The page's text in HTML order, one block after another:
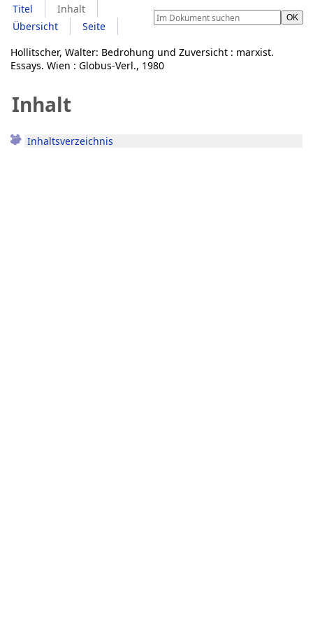
Titel
Inhalt
Übersicht
Seite
Hollitscher, Walter: Bedrohung und Zuversicht : marxist.
Essays. Wien : Globus-Verl., 1980
Inhalt
Inhaltsverzeichnis